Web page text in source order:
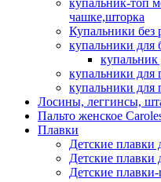
купальник-топ
чашке,шторка
Купальники без
купальники для
купальник
купальники для
купальники для
Лосины, леггинсы,
Пальто женское
Плавки
Детские плавки
Детские плавки
Детские